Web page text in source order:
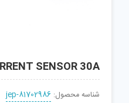
SENSOR 30A
شناسه محصول: jep-81702986